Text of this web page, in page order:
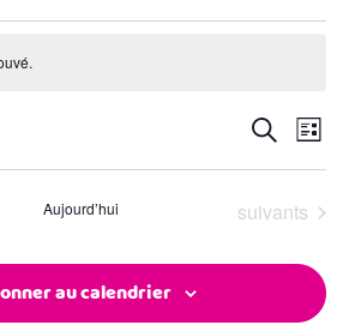
et
de
vues
Recherche
Liste
Aujourd’hui Évènements
suivants
au calendrier